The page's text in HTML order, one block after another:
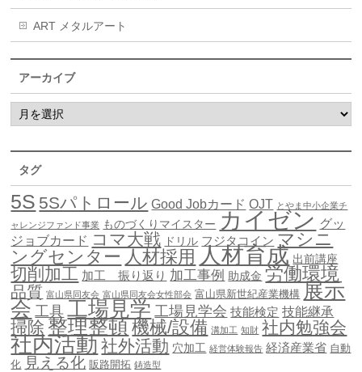
ART メタルアート
アーカイブ
タグ
5S 5Sパトロール Good Jobカード OJT とやま中小企業チ
ャレンジファンド事業 ものづくりマイスター カイゼン グッ
ジョブカード コマ大戦 ドリル フジタコイン マシニ
ングセンター 人材採用 人材育成 出前講座
切削加工 加工 振り返り 加工事例 助成金 労働環境
品質 富山県同友会 富山県同友会女性部会 富山県新世紀産業機構 展示
会 工具 工場見学 工場見学会 技能検定 技能継承
掃除 整理整頓機械/設備 溝加工 知財 社内勉強会
社内活動社外活動 穴加工 経営体験報告 経済産業省 自動
化 見える化 販路開拓 鋳造型